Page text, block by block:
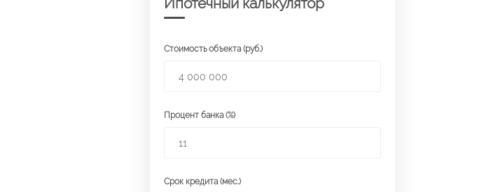
Стоимость объекта (руб.)
Процент банка (%)
Срок кредита (мес.)